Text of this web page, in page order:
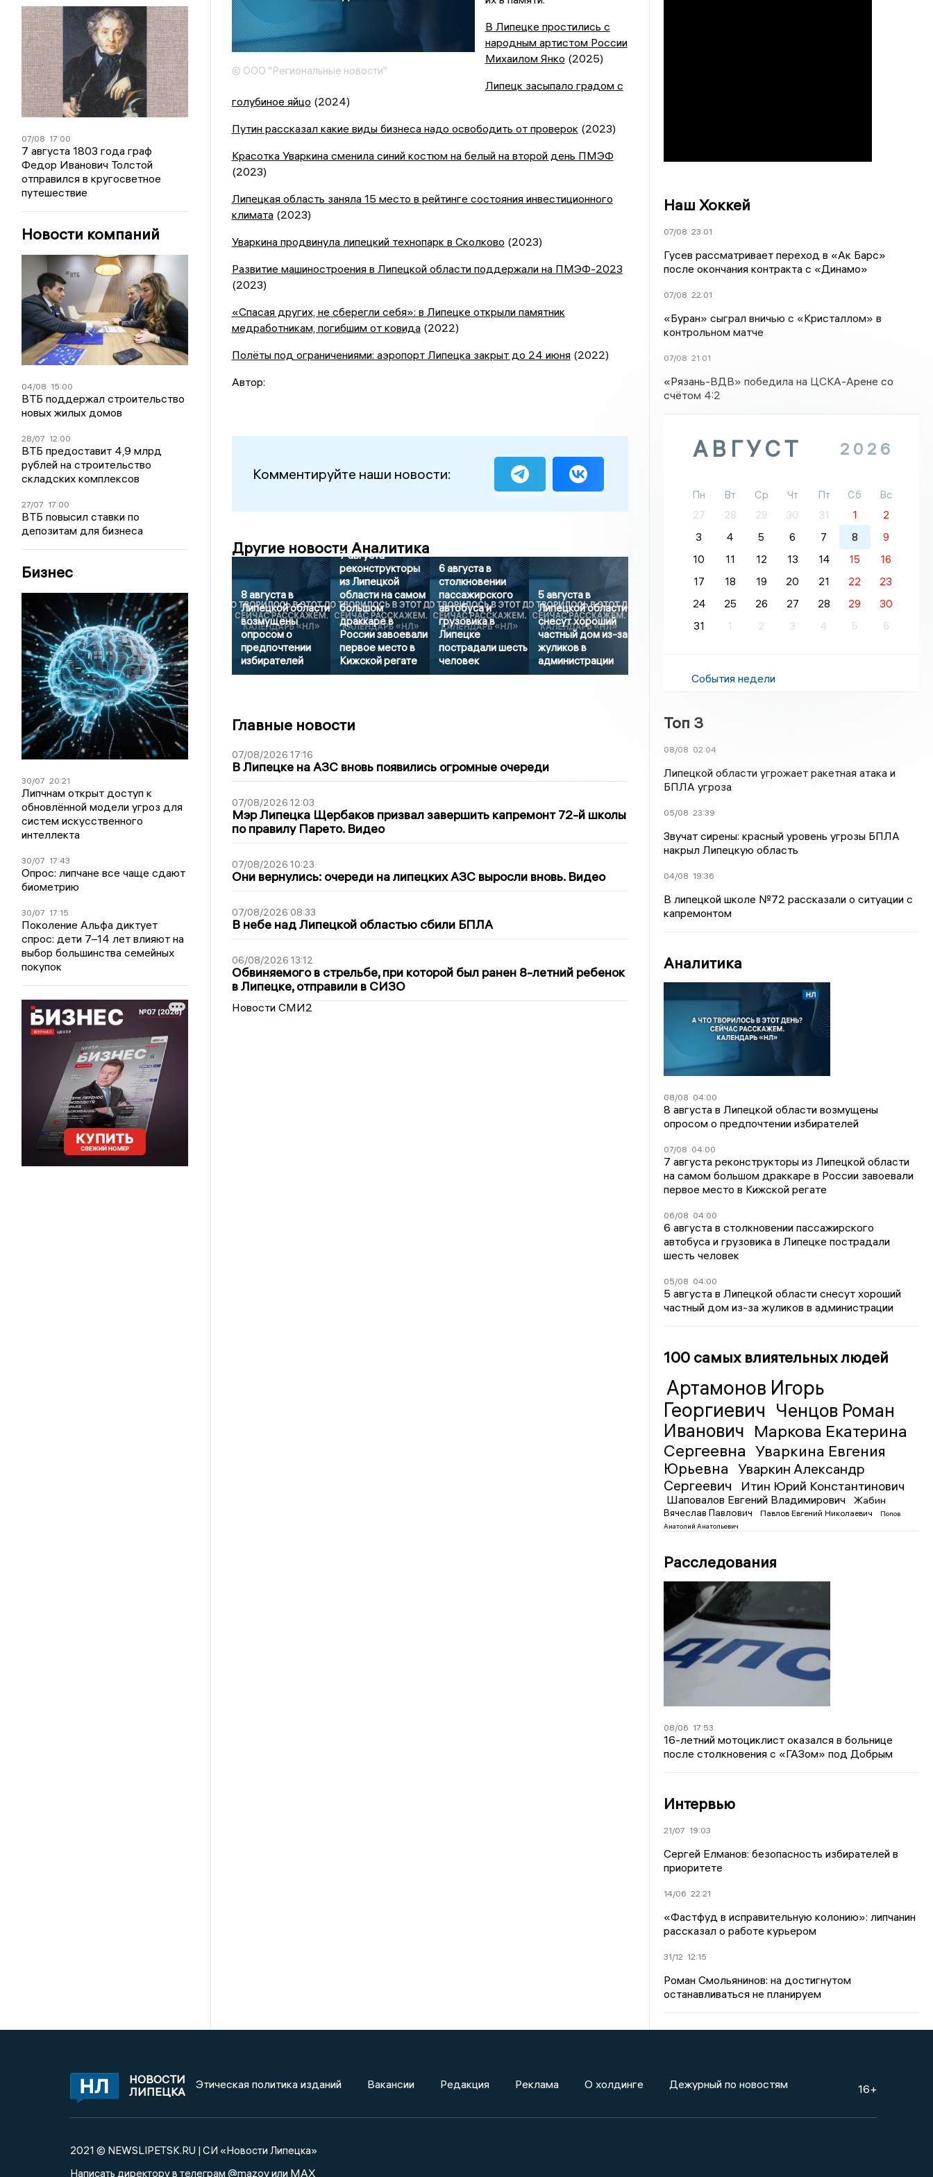
07/08 17:00
7 августа 1803 года граф
Федор Иванович Толстой
отправился в кругосветное
путешествие
Новости компаний
04/08 15:00
ВТБ поддержал строительство
новых жилых домов
28/07 12:00
ВТБ предоставит 4,9 млрд
рублей на строительство
складских комплексов
27/07 17:00
ВТБ повысил ставки по
депозитам для бизнеса
Бизнес
30/07 20:21
Липчнам открыт доступ к
обновлённой модели угроз для
систем искусственного
интеллекта
30/07 17:43
Опрос: липчане все чаще сдают
биометрию
30/07 17:15
Поколение Альфа диктует
спрос: дети 7–14 лет влияют на
выбор большинства семейных
покупок
© ООО "Региональные новости"
В Липецке простились с
народным артистом России
Михаилом Янко (2025)
Липецк засыпало градом с
голубиное яйцо (2024)
Путин рассказал какие виды бизнеса надо освободить от проверок (2023)
Красотка Уваркина сменила синий костюм на белый на второй день ПМЭФ
(2023)
Липецкая область заняла 15 место в рейтинге состояния инвестиционного
климата(2023)
Уваркина продвинула липецкий технопарк в Сколково (2023)
Развитие машиностроения в Липецкой области поддержали на ПМЭФ-2023
(2023)
«Спасая других, не сберегли себя»: в Липецке открыли памятник
медработникам, погибшим от ковида(2022)
Полёты под ограничениями: аэропорт Липецка закрыт до 24 июня(2022)
Автор:
Комментируйте наши новости:
Другие новости Аналитика
8 августа в
Липецкой области
возмущены
опросом о
предпочтении
избирателей
7 августа
реконструкторы
из Липецкой
области на самом
большом
драккаре в
России завоевали
первое место в
Кижской регате
6 августа в
столкновении
пассажирского
автобуса и
грузовика в
Липецке
пострадали шесть
человек
5 августа в
Липецкой области
снесут хороший
частный дом из-за
жуликов в
администрации
Главные новости
07/08/2026 17:16
В Липецке на АЗС вновь появились огромные очереди
07/08/2026 12:03
Мэр Липецка Щербаков призвал завершить капремонт 72-й школы
по правилу Парето. Видео
07/08/2026 10:23
Они вернулись: очереди на липецких АЗС выросли вновь. Видео
07/08/2026 08:33
В небе над Липецкой областью сбили БПЛА
06/08/2026 13:12
Обвиняемого в стрельбе, при которой был ранен 8-летний ребенок
в Липецке, отправили в СИЗО
Новости СМИ2
Наш Хоккей
07/08 23:01
Гусев рассматривает переход в «Ак Барс»
после окончания контракта с «Динамо»
07/08 22:01
«Буран» сыграл вничью с «Кристаллом» в
контрольном матче
07/08 21:01
«Рязань-ВДВ» победила на ЦСКА-Арене со
счётом 4:2
АВГУСТ 2026
Пн Вт Ср Чт Пт Сб
Вс
27
28 29 30 31 1
2
3
4 5 6 7 8
9
10
11 12 13 14 15
16
17
18 19 20 21 22
23
24
25 26 27 28 29
30
31
1 2 3 4 5 6
События недели
Топ 3
08/08 02:04
Липецкой области угрожает ракетная атака и
БПЛА угроза
05/08 23:39
Звучат сирены: красный уровень угрозы БПЛА
накрыл Липецкую область
04/08 19:36
В липецкой школе №72 рассказали о ситуации с
капремонтом
Аналитика
08/08 04:00
8 августа в Липецкой области возмущены
опросом о предпочтении избирателей
07/08 04:00
7 августа реконструкторы из Липецкой области
на самом большом драккаре в России завоевали
первое место в Кижской регате
06/08 04:00
6 августа в столкновении пассажирского
автобуса и грузовика в Липецке пострадали
шесть человек
05/08 04:00
5 августа в Липецкой области снесут хороший
частный дом из-за жуликов в администрации
100 самых влиятельных людей
Артамонов Игорь
Георгиевич Ченцов Роман
Иванович Маркова Екатерина
Сергеевна Уваркина Евгения
Юрьевна
Уваркин Александр
Сергеевич
Итин Юрий Константинович
Шаповалов Евгений Владимирович
Жабин
Вячеслав Павлович
Павлов Евгений Николаевич
Попов
Анатолий Анатольевич
Расследования
08/06 17:53
16-летний мотоциклист оказался в больнице
после столкновения с «ГАЗом» под Добрым
Интервью
21/07 19:03
Сергей Елманов: безопасность избирателей в
приоритете
14/06 22:21
«Фастфуд в исправительную колонию»: липчанин
рассказал о работе курьером
31/12 12:15
Роман Смольянинов: на достигнутом
останавливаться не планируем
НОВОСТИ
ЛИПЕЦКА
Этическая политика изданий Вакансии Редакция Реклама О холдинге Дежурный по новостям 16+
2021 © NEWSLIPETSK.RU | СИ «Новости Липецка»
Написать директору в телеграм @mazovили MAX